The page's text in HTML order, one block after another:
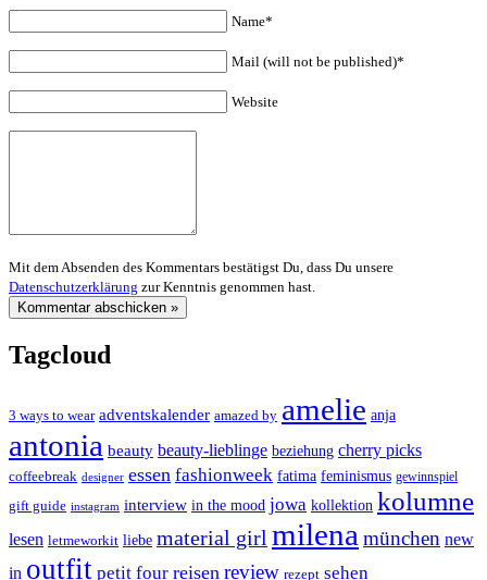
Name*
Mail (will not be published)*
Website
Mit dem Absenden des Kommentars bestätigst Du, dass Du unsere
Datenschutzerklärung zur Kenntnis genommen hast.
Tagcloud
3 ways to wear adventskalender amazed by amelie anja
antonia beauty beauty-lieblinge beziehung cherry picks
coffeebreak designer essen fashionweek fatima feminismus gewinnspiel
gift guide instagram interview in the mood jowa kollektion kolumne
lesen letmeworkit liebe material girl milena münchen new
in outfit petit four reisen review rezept sehen